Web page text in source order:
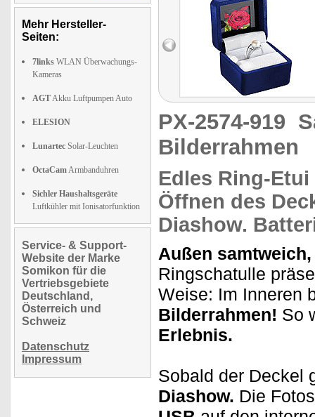
Mehr Hersteller-
Seiten:
7links WLAN Überwachungs-
Kameras
AGTAkku Luftpumpen Auto
ELESION
Lunartec Solar-Leuchten
OctaCamArmbanduhren
Sichler Haushaltsgeräte
Luftkühler mit Ionisatorfunktion
Service- & Support-
Website der Marke
Somikon für die
Vertriebsgebiete
Deutschland,
Österreich und
Schweiz
Datenschutz
Impressum
PX-2574-919
Bilderrahmen
Edles Ring-
Öffnen des
Diashow.
Außen
Ringschatulle
Weise: Im Inneren
Bilderrahmen! So
Erlebnis.
Sobald der Deckel
Diashow. Die